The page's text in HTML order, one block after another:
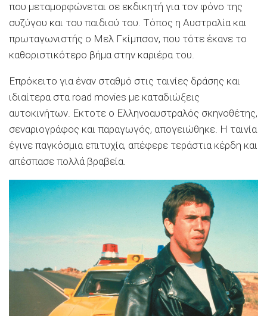
που μεταμορφώνεται σε εκδικητή για τον φόνο της
συζύγου και του παιδιού του. Τόπος η Αυστραλία και
πρωταγωνιστής ο Μελ Γκίμπσον, που τότε έκανε το
καθοριστικότερο βήμα στην καριέρα του.
Επρόκειτο για έναν σταθμό στις ταινίες δράσης και
ιδιαίτερα στα road movies με καταδιώξεις
αυτοκινήτων. Eκτοτε ο Ελληνοαυστραλός σκηνοθέτης,
σεναριογράφος και παραγωγός, απογειώθηκε. Η ταινία
έγινε παγκόσμια επιτυχία, απέφερε τεράστια κέρδη και
απέσπασε πολλά βραβεία.